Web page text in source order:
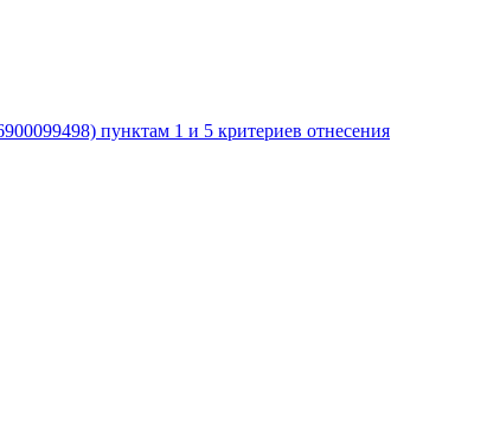
пунктам 1 и 5 критериев отнесения